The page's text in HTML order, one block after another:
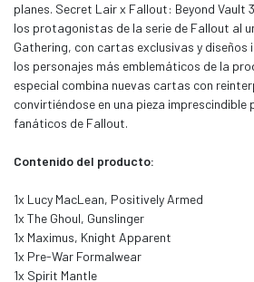
planes. Secret Lair x Fallout: Beyond Vault
los protagonistas de la serie de Fallout al
Gathering, con cartas exclusivas y diseños
los personajes más emblemáticos de la
especial combina nuevas cartas con
convirtiéndose en una pieza
fanáticos de Fallout.
Contenido del producto:
1x Lucy MacLean, Positively Armed
1x The Ghoul, Gunslinger
1x Maximus, Knight Apparent
1x Pre-War Formalwear
1x Spirit Mantle